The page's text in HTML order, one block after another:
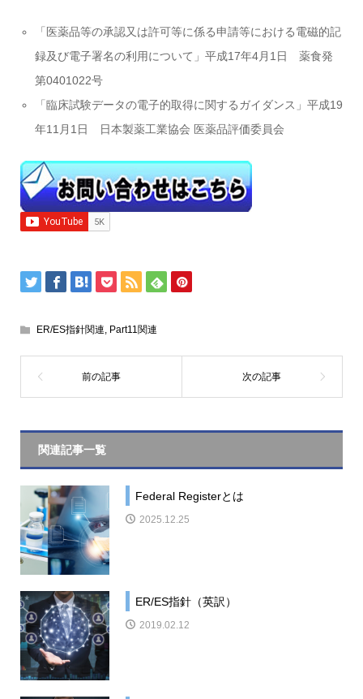
「医薬品等の承認又は許可等に係る申請等における電磁的記
録及び電子署名の利用について」平成17年4月1日 薬食発
第0401022号
「臨床試験データの電子的取得に関するガイダンス」平成19
年11月1日 日本製薬工業協会 医薬品評価委員会
ER/ES指針関連, Part11関連
関連記事一覧
Federal Registerとは
2025.12.25
ER/ES指針（英訳）
2019.02.12